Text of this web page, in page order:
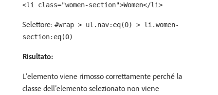
<li class="women-section">Women</li>
Selettore: #wrap > ul.nav:eq(0) > li.women-
section:eq(0)
Risultato:
L’elemento viene rimosso correttamente perché la
classe dell’elemento selezionato non viene